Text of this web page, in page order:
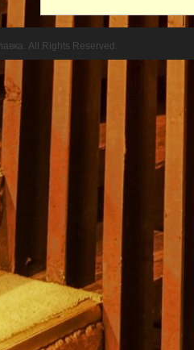
All Rights Reserved.